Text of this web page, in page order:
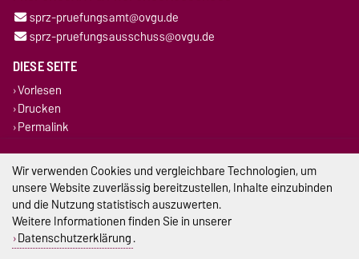
sprz-pruefungsamt@ovgu.de
sprz-pruefungsausschuss@ovgu.de
DIESE SEITE
Vorlesen
Drucken
Permalink
Impressum
Datenschutz
Barrierefreiheit
Wir verwenden Cookies und vergleichbare Technologien, um
unsere Website zuverlässig bereitzustellen, Inhalte einzubinden
und die Nutzung statistisch auszuwerten.
Weitere Informationen finden Sie in unserer
Datenschutzerklärung.